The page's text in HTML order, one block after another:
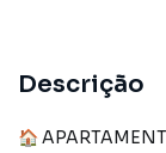
Descrição
🏠